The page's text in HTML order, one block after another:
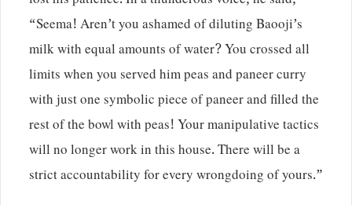
“Seema! Aren’t you ashamed of diluting Baooji’s
milk with equal amounts of water? You crossed all
limits when you served him peas and paneer curry
with just one symbolic piece of paneer and filled the
rest of the bowl with peas! Your manipulative tactics
will no longer work in this house. There will be a
strict accountability for every wrongdoing of yours.”